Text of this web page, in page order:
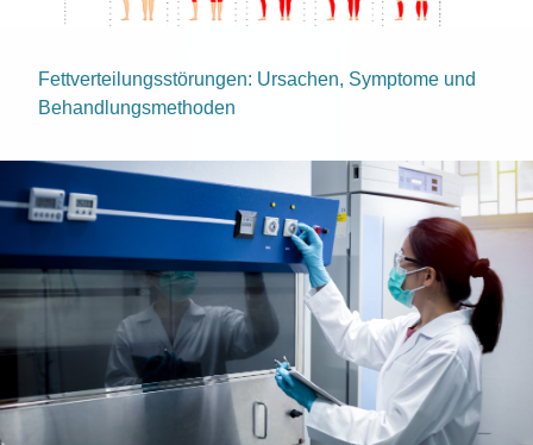
Fettverteilungsstörungen: Ursachen, Symptome und
Behandlungsmethoden